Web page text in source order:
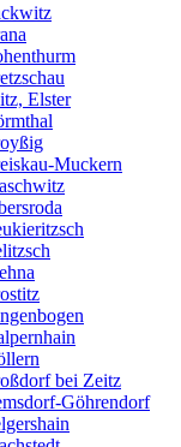
Elster
Muckern
bei Zeitz
Göhrendorf